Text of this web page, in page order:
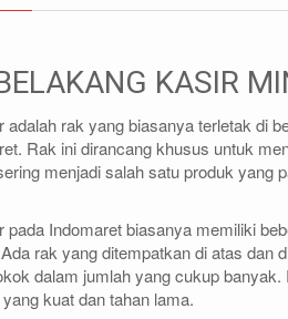
KASIR
rak yang biasanya terletak di
Rak ini dirancang khusus untuk
menjadi salah satu produk yang
Indomaret biasanya memiliki
rak yang ditempatkan di atas dan
dalam jumlah yang cukup
kuat dan tahan lama.
(WA)
0812-